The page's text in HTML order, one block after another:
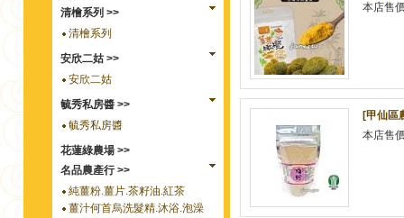
清檜系列 >>
清檜系列
安欣二姑 >>
安欣二姑
毓秀私房醬 >>
毓秀私房醬
花蓮綠農場 >>
名品農產行 >>
純薑粉.薑片.茶籽油.紅茶
薑汁何首烏洗髮精.沐浴.泡澡
本店售
[甲仙區
本店售